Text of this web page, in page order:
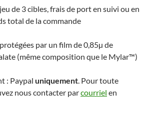
de 3 cibles, frais de port en suivi ou en
total de la commande
par un film de 0,85µ de
(même composition que le Mylar™)
: Paypal uniquement. Pour toute
nous contacter parcourriel en